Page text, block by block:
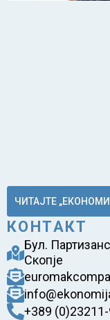
ЧИТАЈТЕ
КОНТАКТ
Бул.
Скопје
+389